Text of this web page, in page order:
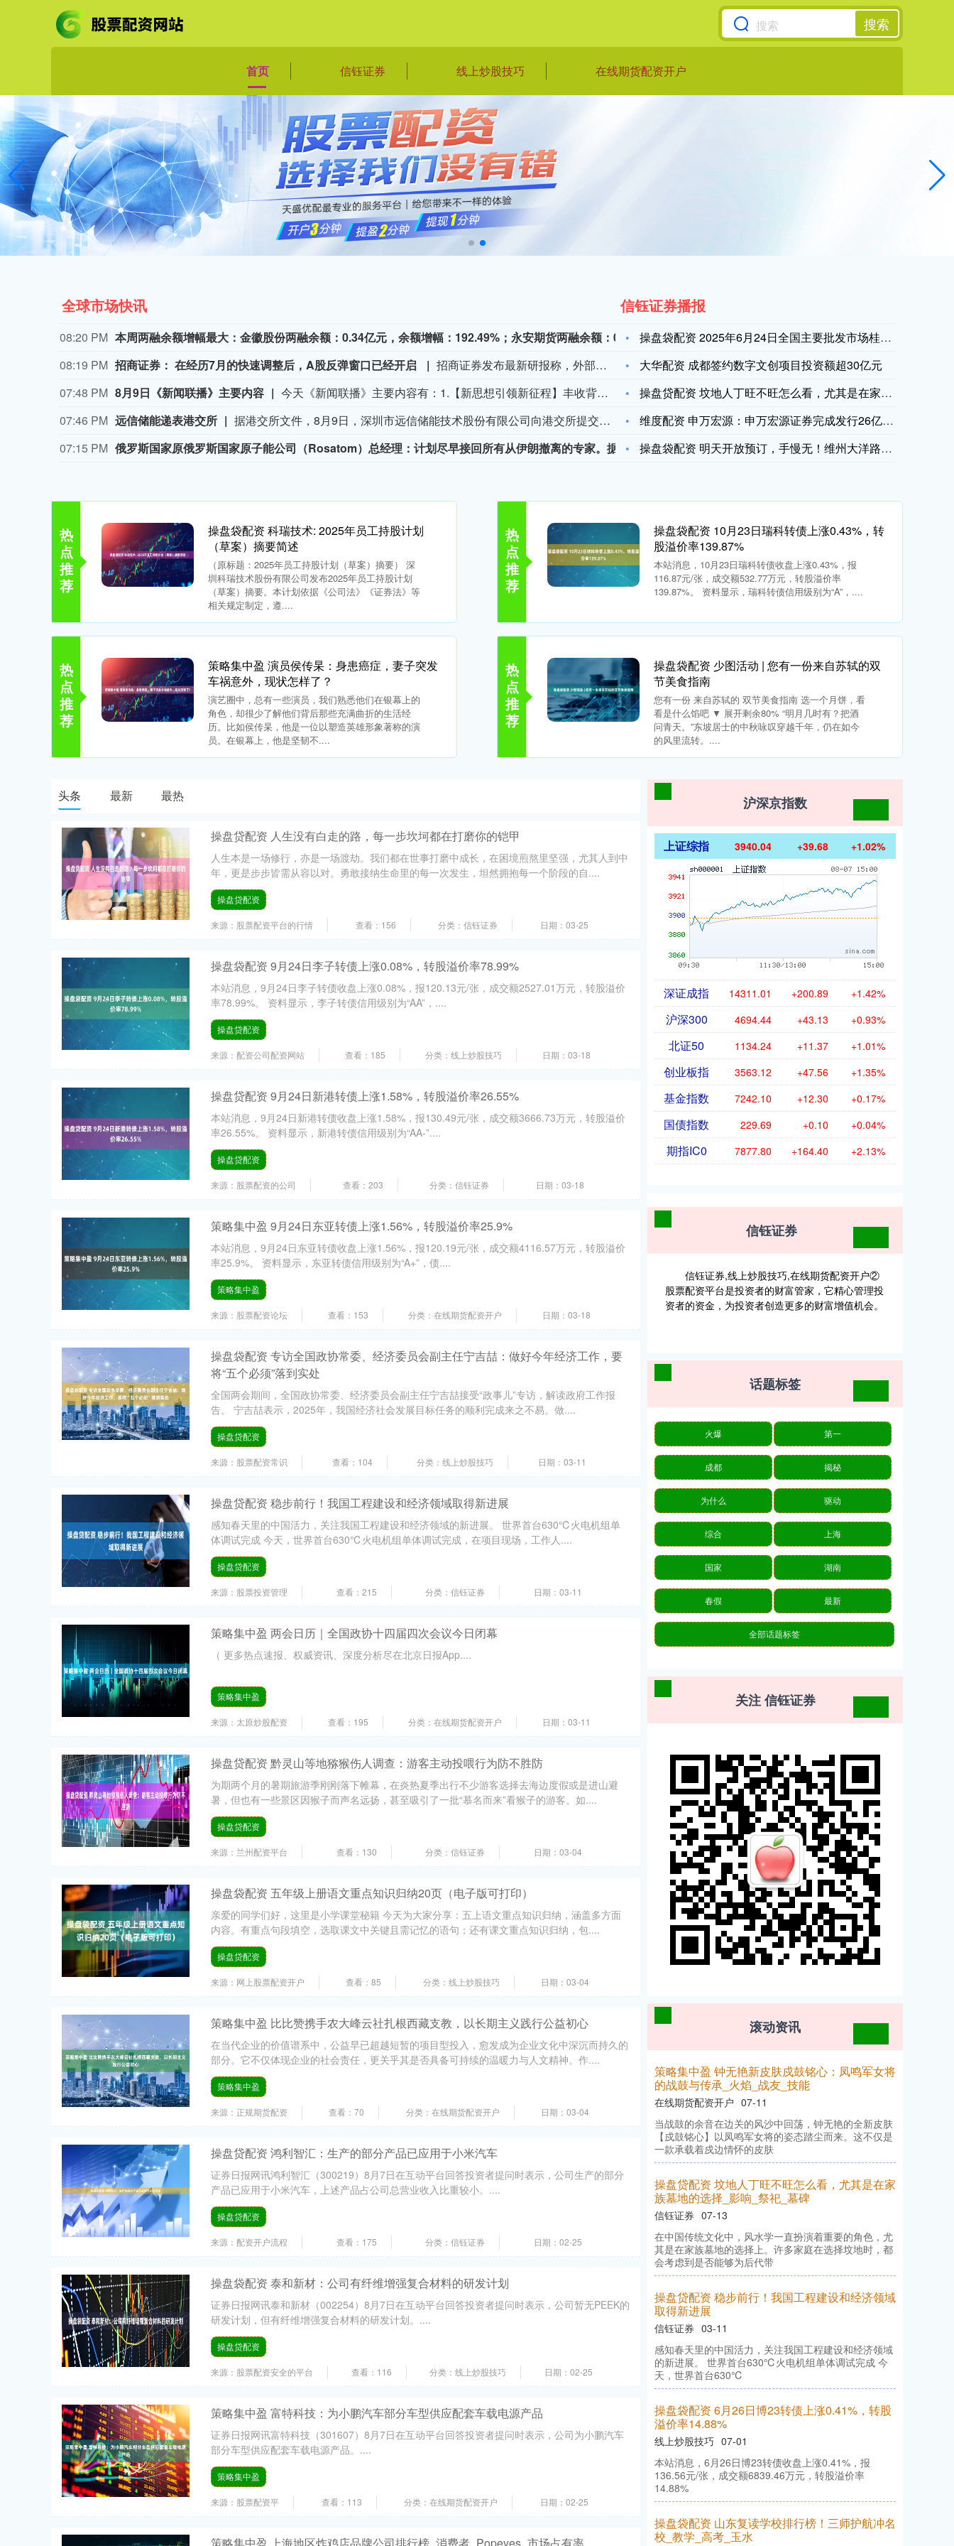
搜索
首页 信钰证券 线上炒股技巧 在线期货配资开户
全球市场快讯
08:20 PM 本周两融余额增幅最大：金徽股份两融余额：0.34亿元，余额增幅：192.49%；永安期货两融余额：0.34亿元，余额增幅：59.27%
本周两融余额增幅最大：金徽股份两融余额：0.34亿元，余额
08:19 PM 招商证券： 在经历7月的快速调整后，A股反弹窗口已经开启
招商证券发布最新研报称，外部维度，特朗普对伊朗强硬后再度TACO，叠加美国就业数据意外偏冷打压加息预期，全球风险偏好修复。2018年以来，美国多次对非美国家科技产品实施限制。从历史样本的交易节奏看，历次争端发生之后一般呈现“短期风险集中释放”→“双方博弈，震荡磨底”→“重回基本面定价”的三步演绎路径。长期股价终将回归基本面，盈利持续增长是消化风险溢价的根本路径。内部维度，上周融资资金活跃度回升、担保比例修复、杠杆资金边际净流入，股票型ETF则在市场改善后转为净流出，两者拐点附近反向切换，市场正从ETF托底向融资接力过渡。展望后市，市场情绪有望逐渐回暖并重拾上行趋势，融资资金活跃度有望继续回升。总体来看，在经历7月的快速调整后，A股反弹窗口已经开启，风格方面推荐创业板指、科创50、中证1000等成长类指数；赛道紧盯海外算力、国产算力、黄金修复；行业沿科技创新+企业出海+传统低估值再平衡三线均衡布局，建议重点关注电子、电力设备、化学制药、有色金属、煤炭、非银金融等。
07:48 PM 8月9日《新闻联播》主要内容
今天《新闻联播》主要内容有：1.【新思想引领新征程】丰收背后的“稳”与“进”； 2.我国加快推进算力网建设； 3.我国加强对基础研究的长期稳定支持； 4.台风“白海豚”登陆 各地各部门全力应对； 5.7月份居民消费价格指数保持温和上涨； 6.我国加快自然资源“一张图”平台建设； 7.我国生态修复治理取得新成效； 8.【文化中国行】平遥古城活态保护焕发新光彩； 9.国内联播快讯： （1）我国地热资源直接利用规模稳居世界首位； （2）7月下旬全国在田蔬菜面积1.06亿亩 供应充足； （3）我国渤海首个千亿方大气田一期开发项目全面投产； （4）2026“百县对百校促就业行动”校地人才供需对接会举行； （5）第16届全国残疾人健身周活动启动； （6）《2026中国AI盛典》今晚总台央视综合频道播出； 10.伊朗称在美国接受其条件前不会重新开放霍尔木兹海峡： （1）伊媒称有证据显示 美军在对伊朗的军事行动中使用含磷弹药； （2）美媒称美“爱国者”导弹库存不足1700枚； 11.加拿大不列颠哥伦比亚省因林火快速蔓延进入紧急状态 大批居民撤离 美犹他州两处林火仍失控 消防直升机坠毁致两人死亡； 12.国际联播快讯： （1）俄驻日大使称日本谋“核”将招致反制； （2）保加利亚称境内爆炸无人机或来自乌克兰； （3）台风“白海豚”在日本和菲律宾引发灾情； （4）意大利埃特纳火山喷发影响机场航班。
07:46 PM 远信储能递表港交所
据港交所文件，8月9日，深圳市远信储能技术股份有限公司向港交所提交上市申请书，独家保荐人为招银国际。
07:15 PM
俄罗斯国家原俄罗斯国家原子能公司（Rosatom）总经理：计划尽早接回所有从伊朗撤离的专家。据他透露，如果一切顺利，俄罗斯国家原子能公司将在今年秋季把布什尔核电站的工作人员数量恢复到100人。 俄罗斯国家原俄罗斯国家原子能公司（Rosatom）总经理：
信钰证券播报
操盘袋配资 2025年6月24日全国主要批发市场桂鱼价格行情
大华配资 成都签约数字文创项目投资额超30亿元
操盘贷配资 坟地人丁旺不旺怎么看，尤其是在家族墓地的选择_影
维度配资 申万宏源：申万宏源证券完成发行26亿元短期公司债券
操盘袋配资 明天开放预订，手慢无！维州大洋路奢华露营体验，政
热
点
推
荐
操盘袋配资 科瑞技术: 2025年员工持股计划
（草案）摘要简述
（原标题：2025年员工持股计划（草案）摘要） 深
圳科瑞技术股份有限公司发布2025年员工持股计划
（草案）摘要。本计划依据《公司法》《证券法》等
相关规定制定，遵....
热
点
推
荐
操盘袋配资 10月23日瑞科转债上涨0.43%，转
股溢价率139.87%
本站消息，10月23日瑞科转债收盘上涨0.43%，报
116.87元/张，成交额532.77万元，转股溢价率
139.87%。 资料显示，瑞科转债信用级别为“A”，....
热
点
推
荐
策略集中盈 演员侯传杲：身患癌症，妻子突发
车祸意外，现状怎样了？
演艺圈中，总有一些演员，我们熟悉他们在银幕上的
角色，却很少了解他们背后那些充满曲折的生活经
历。比如侯传杲，他是一位以塑造英雄形象著称的演
员。在银幕上，他是坚韧不....
热
点
推
荐
操盘袋配资 少图活动 | 您有一份来自苏轼的双
节美食指南
您有一份 来自苏轼的 双节美食指南 选一个月饼，看
看是什么馅吧 ▼ 展开剩余80% “明月几时有？把酒
问青天。”东坡居士的中秋咏叹穿越千年，仍在如今
的风里流转。....
头条 最新 最热
操盘贷配资 人生没有白走的路，每一步坎坷都在打磨你的铠甲
人生本是一场修行，亦是一场渡劫。我们都在世事打磨中成长，在困境煎熬里坚强，尤其人到中
年，更是步步皆需从容以对。勇敢接纳生命里的每一次发生，坦然拥抱每一个阶段的自....
操盘贷配资
来源：股票配资平台的行情 查看：156 分类：信钰证券 日期：03-25
操盘袋配资 9月24日李子转债上涨0.08%，转股溢价率78.99%
本站消息，9月24日李子转债收盘上涨0.08%，报120.13元/张，成交额2527.01万元，转股溢价
率78.99%。 资料显示，李子转债信用级别为“AA”，....
操盘贷配资
来源：配资公司配资网站 查看：185 分类：线上炒股技巧 日期：03-18
操盘贷配资 9月24日新港转债上涨1.58%，转股溢价率26.55%
本站消息，9月24日新港转债收盘上涨1.58%，报130.49元/张，成交额3666.73万元，转股溢价
率26.55%。 资料显示，新港转债信用级别为“AA-”....
操盘贷配资
来源：股票配资的公司 查看：203 分类：信钰证券 日期：03-18
策略集中盈 9月24日东亚转债上涨1.56%，转股溢价率25.9%
本站消息，9月24日东亚转债收盘上涨1.56%，报120.19元/张，成交额4116.57万元，转股溢价
率25.9%。 资料显示，东亚转债信用级别为“A+”，债....
策略集中盈
来源：股票配资论坛 查看：153 分类：在线期货配资开户 日期：03-18
操盘袋配资 专访全国政协常委、经济委员会副主任宁吉喆：做好今年经济工作，要
将“五个必须”落到实处
全国两会期间，全国政协常委、经济委员会副主任宁吉喆接受“政事儿”专访，解读政府工作报
告。 宁吉喆表示，2025年，我国经济社会发展目标任务的顺利完成来之不易。做....
操盘贷配资
来源：股票配资常识 查看：104 分类：线上炒股技巧 日期：03-11
操盘贷配资 稳步前行！我国工程建设和经济领域取得新进展
感知春天里的中国活力，关注我国工程建设和经济领域的新进展。 世界首台630℃火电机组单
体调试完成 今天，世界首台630℃火电机组单体调试完成，在项目现场，工作人....
操盘贷配资
来源：股票投资管理 查看：215 分类：信钰证券 日期：03-11
策略集中盈 两会日历｜全国政协十四届四次会议今日闭幕
（ 更多热点速报、权威资讯、深度分析尽在北京日报App....
策略集中盈
来源：太原炒股配资 查看：195 分类：在线期货配资开户 日期：03-11
操盘贷配资 黔灵山等地猕猴伤人调查：游客主动投喂行为防不胜防
为期两个月的暑期旅游季刚刚落下帷幕，在炎热夏季出行不少游客选择去海边度假或是进山避
暑，但也有一些景区因猴子而声名远扬，甚至吸引了一批“慕名而来”看猴子的游客。如....
操盘贷配资
来源：兰州配资平台 查看：130 分类：信钰证券 日期：03-04
操盘袋配资 五年级上册语文重点知识归纳20页（电子版可打印）
亲爱的同学们好，这里是小学课堂秘籍 今天为大家分享：五上语文重点知识归纳，涵盖多方面
内容。有重点句段填空，选取课文中关键且需记忆的语句；还有课文重点知识归纳，包....
操盘贷配资
来源：网上股票配资开户 查看：85 分类：线上炒股技巧 日期：03-04
策略集中盈 比比赞携手农大峰云社扎根西藏支教，以长期主义践行公益初心
在当代企业的价值谱系中，公益早已超越短暂的项目型投入，愈发成为企业文化中深沉而持久的
部分。它不仅体现企业的社会责任，更关乎其是否具备可持续的温暖力与人文精神。作....
策略集中盈
来源：正规期货配资 查看：70 分类：在线期货配资开户 日期：03-04
操盘贷配资 鸿利智汇：生产的部分产品已应用于小米汽车
证券日报网讯鸿利智汇（300219）8月7日在互动平台回答投资者提问时表示，公司生产的部分
产品已应用于小米汽车，上述产品占公司总营业收入比重较小。....
操盘贷配资
来源：配资开户流程 查看：175 分类：信钰证券 日期：02-25
操盘袋配资 泰和新材：公司有纤维增强复合材料的研发计划
证券日报网讯泰和新材（002254）8月7日在互动平台回答投资者提问时表示，公司暂无PEEK的
研发计划，但有纤维增强复合材料的研发计划。....
操盘贷配资
来源：股票配资安全的平台 查看：116 分类：线上炒股技巧 日期：02-25
策略集中盈 富特科技：为小鹏汽车部分车型供应配套车载电源产品
证券日报网讯富特科技（301607）8月7日在互动平台回答投资者提问时表示，公司为小鹏汽车
部分车型供应配套车载电源产品。....
策略集中盈
来源：股票配资平 查看：113 分类：在线期货配资开户 日期：02-25
沪深京指数
上证综指 3940.04 +39.68 +1.02%
深证成指 14311.01 +200.89 +1.42%
沪深300 4694.44 +43.13 +0.93%
北证50 1134.24 +11.37 +1.01%
创业板指 3563.12 +47.56 +1.35%
基金指数 7242.10 +12.30 +0.17%
国债指数 229.69 +0.10 +0.04%
期指IC0 7877.80 +164.40 +2.13%
信钰证券
信钰证券,线上炒股技巧,在线期货配资开户②
股票配资平台是投资者的财富管家，它精心管理投
资者的资金，为投资者创造更多的财富增值机会。
话题标签
火爆 第一
成都 揭秘
为什么 驱动
综合 上海
国家 湖南
春假 最新
全部话题标签
关注 信钰证券
滚动资讯
策略集中盈 钟无艳新皮肤戍鼓铭心：凤鸣军女将
的战鼓与传承_火焰_战友_技能
在线期货配资开户 07-11
当战鼓的余音在边关的风沙中回荡，钟无艳的全新皮肤
【戍鼓铭心】以凤鸣军女将的姿态踏尘而来。这不仅是
一款承载着戍边情怀的皮肤
操盘贷配资 坟地人丁旺不旺怎么看，尤其是在家
族墓地的选择_影响_祭祀_墓碑
信钰证券 07-13
在中国传统文化中，风水学一直扮演着重要的角色，尤
其是在家族墓地的选择上。许多家庭在选择坟地时，都
会考虑到是否能够为后代带
操盘贷配资 稳步前行！我国工程建设和经济领域
取得新进展
信钰证券 03-11
感知春天里的中国活力，关注我国工程建设和经济领域
的新进展。 世界首台630℃火电机组单体调试完成 今
天，世界首台630℃
操盘袋配资 6月26日博23转债上涨0.41%，转股
溢价率14.88%
线上炒股技巧 07-01
本站消息，6月26日博23转债收盘上涨0.41%，报
136.56元/张，成交额6839.46万元，转股溢价率
14.88%
操盘袋配资 山东复读学校排行榜！三师护航冲名
校_教学_高考_玉水